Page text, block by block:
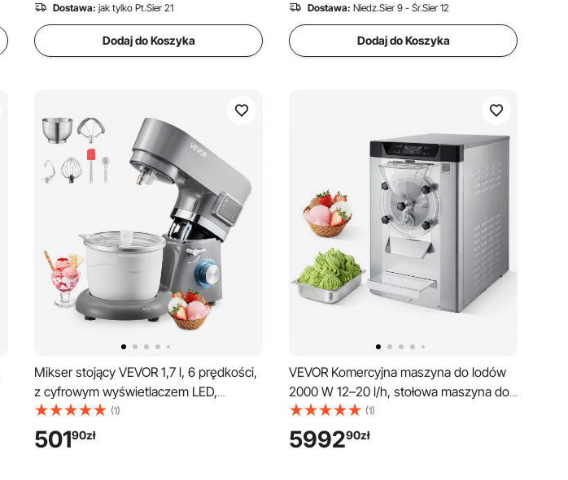
Dostawa: jak tylko Pt.Sier 21
Dodaj do Koszyka
Dostawa: Niedz.Sier 9 - Śr.Sier 12
Dodaj do Koszyka
Mikser stojący VEVOR 1,7 l, 6 prędkości,
z cyfrowym wyświetlaczem LED,
timerem, mieszadłem, hakiem do ciasta i
osłoną przeciwbryzgową, do
samodzielnego przygotowania
(1)
50190zł
VEVOR Komercyjna maszyna do lodów
2000 W 12–20 l/h, stołowa maszyna do
lodów z pojemnikiem ze stali
nierdzewnej o pojemności 6 l (304) i
samoczyszczącym panelem sterowania
(1)
599290zł